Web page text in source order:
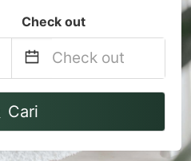
Check out
Navigate
to
Cari